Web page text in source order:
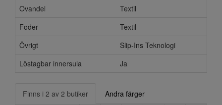
Ovandel
Textil
Foder
Textil
Övrigt
Slip-Ins Teknologi
Löstagbar innersula
Ja
Finns i 2 av 2 butiker
Andra färger